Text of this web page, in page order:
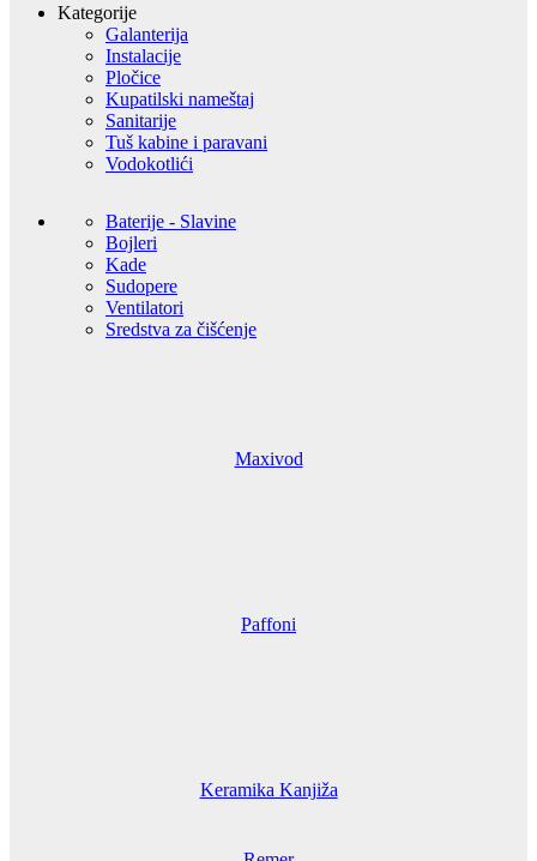
Kategorije
Galanterija
Instalacije
Pločice
Kupatilski nameštaj
Sanitarije
Tuš kabine i paravani
Vodokotlići
Baterije - Slavine
Bojleri
Kade
Sudopere
Ventilatori
Sredstva za čišćenje
Maxivod
Paffoni
Keramika Kanjiža